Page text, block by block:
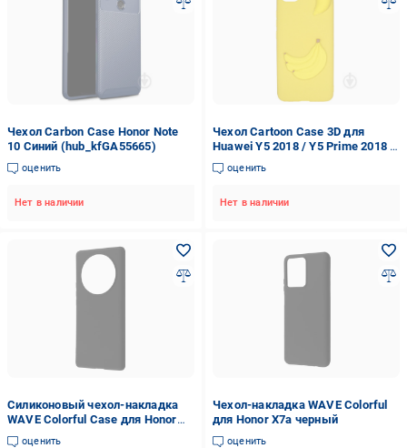
Чехол Carbon Case Honor Note
10 Синий (hub_kfGA55665)
оценить
Нет в наличии
Чехол Cartoon Case 3D для
Huawei Y5 2018 / Y5 Prime 2018 /
Honor 7A Бананы (arbc7095)
оценить
Нет в наличии
Силиконовый чехол-накладка
WAVE Colorful Case для Honor
Magic 5 Lite 5G - черный
оценить
Чехол-накладка WAVE Colorful
для Honor X7a черный
оценить